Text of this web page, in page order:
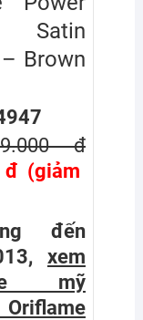
Satin
Brown
đ
đ (giảm
đến
xem
mỹ